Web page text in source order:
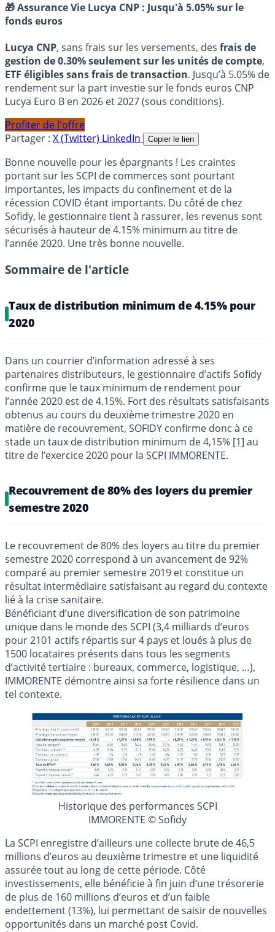
🎁 Assurance Vie Lucya CNP : Jusqu'à 5.05% sur le
fonds euros
Lucya CNP, sans frais sur les versements, des frais de
gestion de 0.30% seulement sur les unités de compte,
ETF éligibles sans frais de transaction. Jusqu’à 5.05% de
rendement sur la part investie sur le fonds euros CNP
Lucya Euro B en 2026 et 2027 (sous conditions).
Profiter de l'offre
Partager : X (Twitter) LinkedIn Copier le lien
Bonne nouvelle pour les épargnants ! Les craintes
portant sur les SCPI de commerces sont pourtant
importantes, les impacts du confinement et de la
récession COVID étant importants. Du côté de chez
Sofidy, le gestionnaire tient à rassurer, les revenus sont
sécurisés à hauteur de 4.15% minimum au titre de
l’année 2020. Une très bonne nouvelle.
Sommaire de l'article
Taux de distribution minimum de 4.15% pour
2020
Dans un courrier d’information adressé à ses
partenaires distributeurs, le gestionnaire d’actifs Sofidy
confirme que le taux minimum de rendement pour
l’année 2020 est de 4.15%. Fort des résultats satisfaisants
obtenus au cours du deuxième trimestre 2020 en
matière de recouvrement, SOFIDY confirme donc à ce
stade un taux de distribution minimum de 4,15% [1] au
titre de l’exercice 2020 pour la SCPI IMMORENTE.
Recouvrement de 80% des loyers du premier
semestre 2020
Le recouvrement de 80% des loyers au titre du premier
semestre 2020 correspond à un avancement de 92%
comparé au premier semestre 2019 et constitue un
résultat intermédiaire satisfaisant au regard du contexte
lié à la crise sanitaire.
Bénéficiant d’une diversification de son patrimoine
unique dans le monde des SCPI (3,4 milliards d’euros
pour 2101 actifs répartis sur 4 pays et loués à plus de
1500 locataires présents dans tous les segments
d’activité tertiaire : bureaux, commerce, logistique, …),
IMMORENTE démontre ainsi sa forte résilience dans un
tel contexte.
Historique des performances SCPI
IMMORENTE © Sofidy
La SCPI enregistre d’ailleurs une collecte brute de 46,5
millions d’euros au deuxième trimestre et une liquidité
assurée tout au long de cette période. Côté
investissements, elle bénéficie à fin juin d’une trésorerie
de plus de 160 millions d’euros et d’un faible
endettement (13%), lui permettant de saisir de nouvelles
opportunités dans un marché post Covid.